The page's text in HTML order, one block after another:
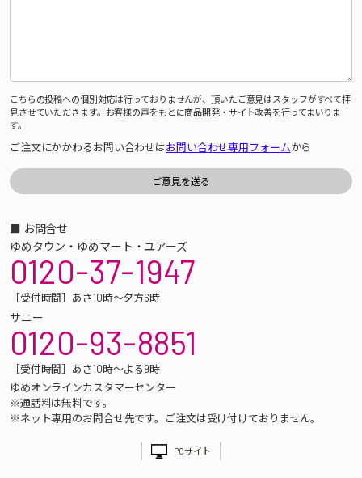
こちらの投稿への個別対応は行っておりませんが、頂いたご意見はスタッフがすべて拝
見させていただきます。お客様の声をもとに商品開発・サイト改善を行ってまいりま
す。
ご注文にかかわるお問い合わせはお問い合わせ専用フォームから
■ お問合せ
ゆめタウン・ゆめマート・ユアーズ
0120-37-1947
［受付時間］あさ10時～夕方6時
サニー
0120-93-8851
［受付時間］あさ10時～よる9時
ゆめオンラインカスタマーセンター
※通話料は無料です。
※ネット専用のお問合せ先です。ご注文は受け付けておりません。
PCサイト